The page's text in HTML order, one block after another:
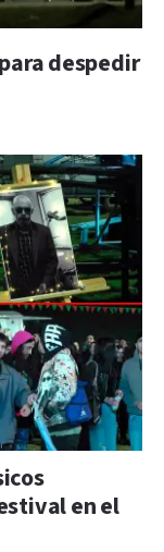
despedir
en el